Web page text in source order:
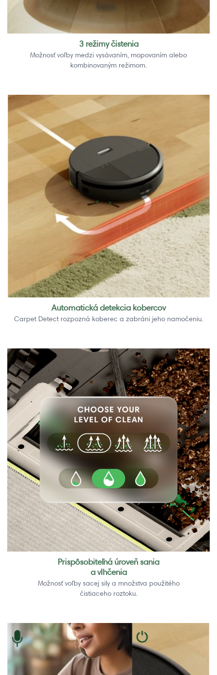
3 režimy čistenia
Možnosť voľby medzi vysávaním, mopovaním alebo
kombinovaným režimom.
Automatická detekcia kobercov
Carpet Detect rozpozná koberec a zabráni jeho namočeniu.
Prispôsobiteľná úroveň sania
a vlhčenia
Možnosť voľby sacej sily a množstva použitého
čistiaceho roztoku.